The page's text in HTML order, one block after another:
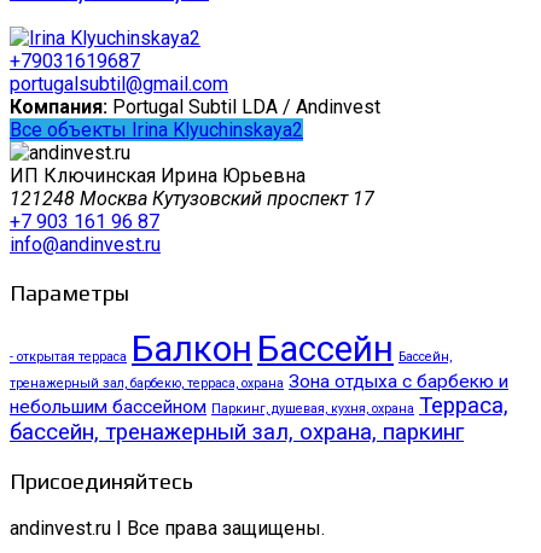
+79031619687
portugalsubtil@gmail.com
Компания: Portugal Subtil LDA / Andinvest
Все объекты Irina Klyuchinskaya2
ИП Ключинская Ирина Юрьевна
121248 Москва Кутузовский проспект 17
+7 903 161 96 87
info@andinvest.ru
Параметры
- открытая терраса Балкон Бассейн Бассейн,
тренажерный зал, барбекю, терраса, охрана Зона отдыха с барбекю и
небольшим бассейном Паркинг, душевая, кухня, охрана Терраса,
бассейн, тренажерный зал, охрана, паркинг
Присоединяйтесь
andinvest.ru I Все права защищены.